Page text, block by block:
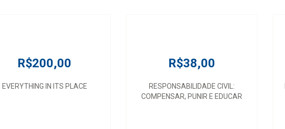
R$200,00
EVERYTHING IN ITS PLACE
R$38,00
RESPONSABILIDADE CIVIL:
COMPENSAR, PUNIR E EDUCAR